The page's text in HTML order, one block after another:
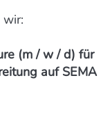
wir:
(m / w / d) für
auf SEMA